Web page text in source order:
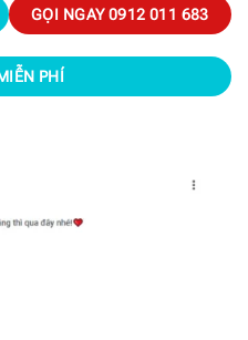
GỌI NGAY0912 011 683
PHÍ